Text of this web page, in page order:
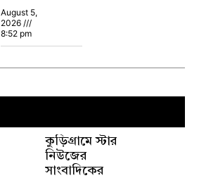
August 5,
2026
8:52 pm
কুড়িগ্রামে স্টার
নিউজের
সাংবাদিকের